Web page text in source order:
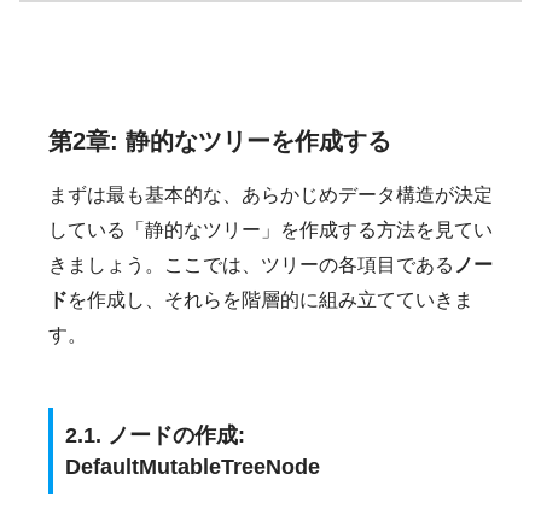
第2章: 静的なツリーを作成する
まずは最も基本的な、あらかじめデータ構造が決定
している「静的なツリー」を作成する方法を見てい
きましょう。ここでは、ツリーの各項目である ノー
ドを作成し、それらを階層的に組み立てていきま
す。
2.1. ノードの作成:
DefaultMutableTreeNode